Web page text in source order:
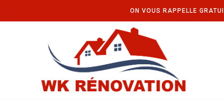
ON VOUS RAPPELLE